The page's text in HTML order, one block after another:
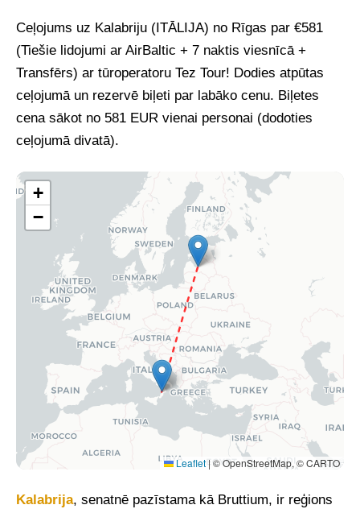
Ceļojums uz Kalabriju (ITĀLIJA) no Rīgas par €581
(Tiešie lidojumi ar AirBaltic + 7 naktis viesnīcā +
Transfērs) ar tūroperatoru Tez Tour! Dodies atpūtas
ceļojumā un rezervē biļeti par labāko cenu. Biļetes
cena sākot no 581 EUR vienai personai (dodoties
ceļojumā divatā).
+
−
Leaflet | © OpenStreetMap, © CARTO
Kalabrija, senatnē pazīstama kā Bruttium, ir reģions